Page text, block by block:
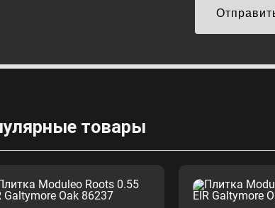
товары